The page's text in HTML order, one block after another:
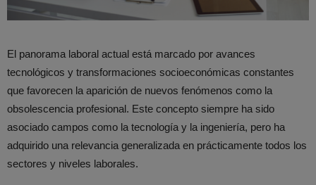
El panorama laboral actual está marcado por avances
tecnológicos y transformaciones socioeconómicas constantes
que favorecen la aparición de nuevos fenómenos como la
obsolescencia profesional. Este concepto siempre ha sido
asociado campos como la tecnología y la ingeniería, pero ha
adquirido una relevancia generalizada en prácticamente todos los
sectores y niveles laborales.